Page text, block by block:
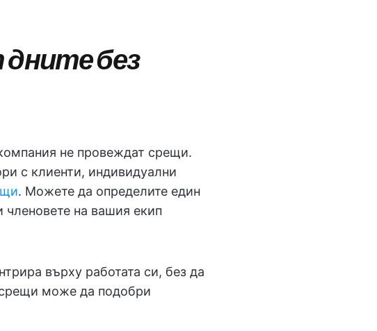
без
не провеждат срещи.
с клиенти, индивидуални
. Можете да определите един
членовете на вашия екип
върху работата си, без да
може да подобри